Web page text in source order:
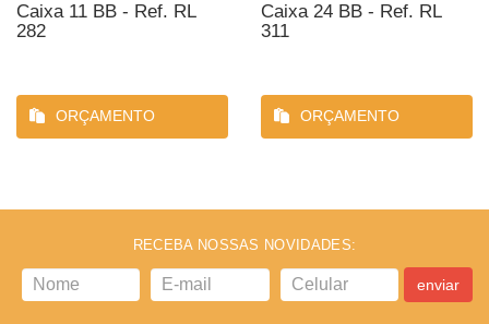
Caixa 11 BB - Ref. RL
282
ORÇAMENTO
Caixa 24 BB - Ref. RL
311
ORÇAMENTO
RECEBA NOSSAS NOVIDADES:
enviar